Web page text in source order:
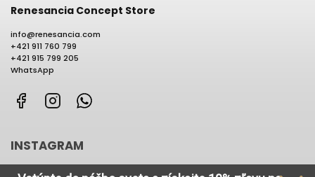
Renesancia Concept Store
info@renesancia.com
+421 911 760 799
+421 915 799 205
WhatsApp
FacebookInstagram
INSTAGRAM